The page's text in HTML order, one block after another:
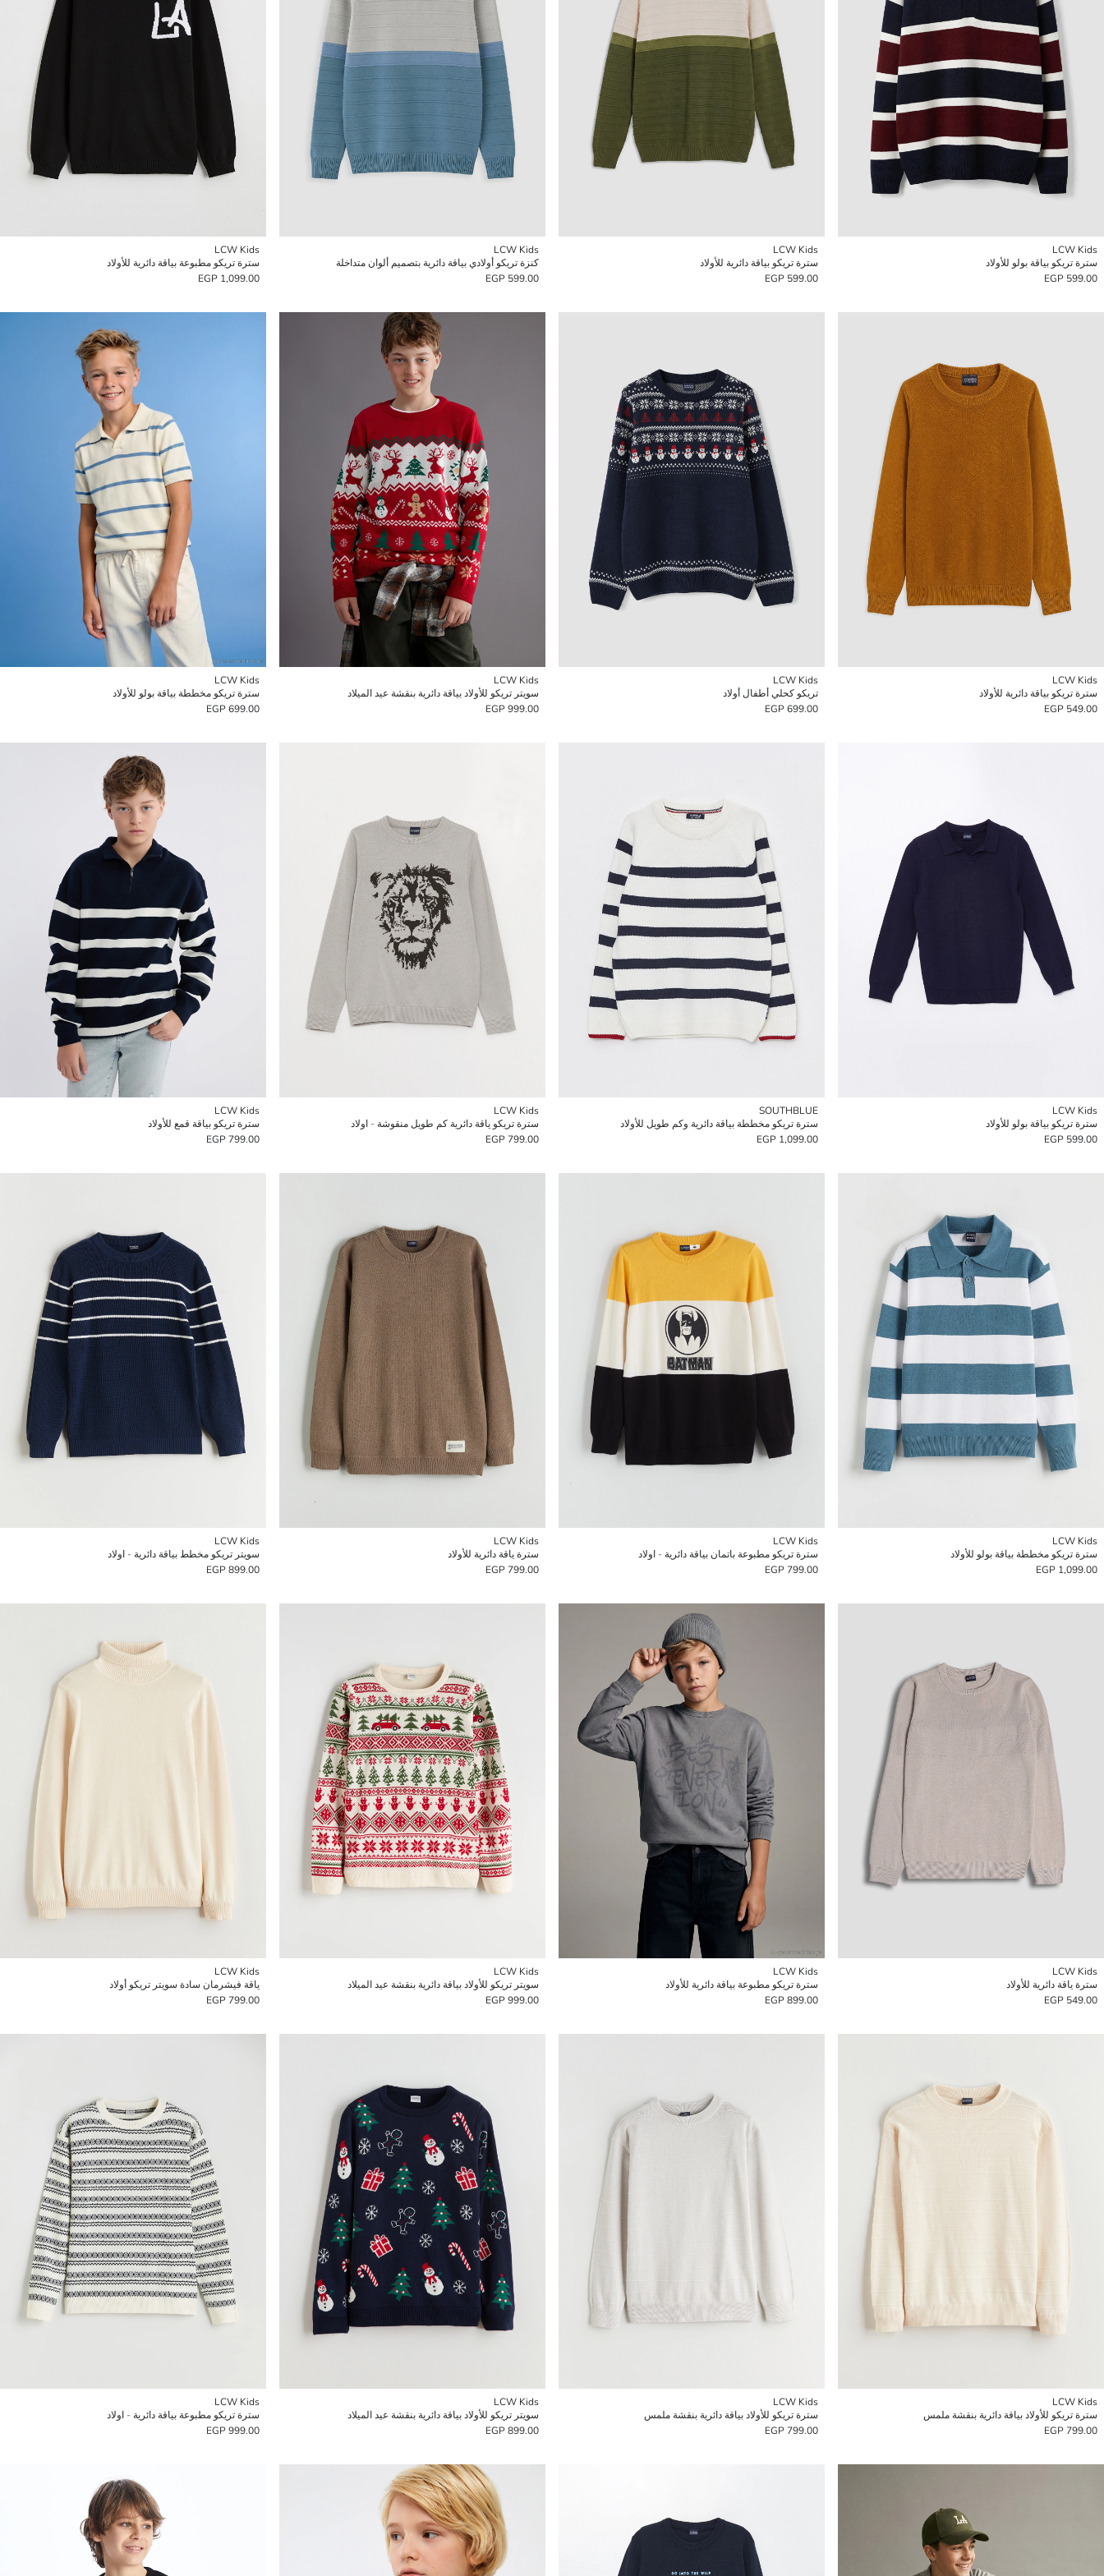
LCW Kids
سترة تريكو بياقة بولو للأولاد
599.00 EGP
LCW Kids
سترة تريكو بياقة دائرية للأولاد
599.00 EGP
LCW Kids
كنزة تريكو أولادي بياقة دائرية بتصميم ألوان متداخلة
599.00 EGP
LCW Kids
سترة تريكو مطبوعة بياقة دائرية للأولاد
1,099.00 EGP
LCW Kids
سترة تريكو بياقة دائرية للأولاد
549.00 EGP
LCW Kids
تريكو كحلي أطفال أولاد
699.00 EGP
LCW Kids
سويتر تريكو للأولاد بياقة دائرية بنقشة عيد الميلاد
999.00 EGP
LCW Kids
سترة تريكو مخططة بياقة بولو للأولاد
699.00 EGP
LCW Kids
سترة تريكو بياقة بولو للأولاد
599.00 EGP
SOUTHBLUE
سترة تريكو مخططة بياقة دائرية وكم طويل للأولاد
1,099.00 EGP
LCW Kids
سترة تريكو ياقة دائرية كم طويل منقوشة - اولاد
799.00 EGP
LCW Kids
سترة تريكو بياقة قمع للأولاد
799.00 EGP
LCW Kids
سترة تريكو مخططة بياقة بولو للأولاد
1,099.00 EGP
LCW Kids
سترة تريكو مطبوعة باتمان بياقة دائرية - اولاد
799.00 EGP
LCW Kids
سترة ياقة دائرية للأولاد
799.00 EGP
LCW Kids
سويتر تريكو مخطط بياقة دائرية - اولاد
899.00 EGP
LCW Kids
سترة ياقة دائرية للأولاد
549.00 EGP
LCW Kids
سترة تريكو مطبوعة بياقة دائرية للأولاد
899.00 EGP
LCW Kids
سويتر تريكو للأولاد بياقة دائرية بنقشة عيد الميلاد
999.00 EGP
LCW Kids
ياقة فيشرمان سادة سويتر تريكو أولاد
799.00 EGP
LCW Kids
سترة تريكو للأولاد بياقة دائرية بنقشة ملمس
799.00 EGP
LCW Kids
سترة تريكو للأولاد بياقة دائرية بنقشة ملمس
799.00 EGP
LCW Kids
سويتر تريكو للأولاد بياقة دائرية بنقشة عيد الميلاد
899.00 EGP
LCW Kids
سترة تريكو مطبوعة بياقة دائرية - اولاد
999.00 EGP